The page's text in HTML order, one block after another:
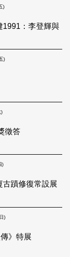
)
1991：李登輝與
)
)
徵答
)
蹟修復常設展
)
》特展